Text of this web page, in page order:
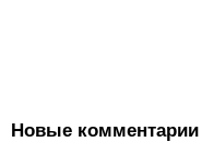
Новые комментарии